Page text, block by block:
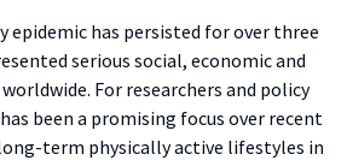
epidemic has persisted for over three
serious social, economic and
For researchers and policy
been a promising focus over recent
term physically active lifestyles in